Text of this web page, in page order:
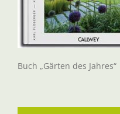
Buch „Gärten des Jahres“